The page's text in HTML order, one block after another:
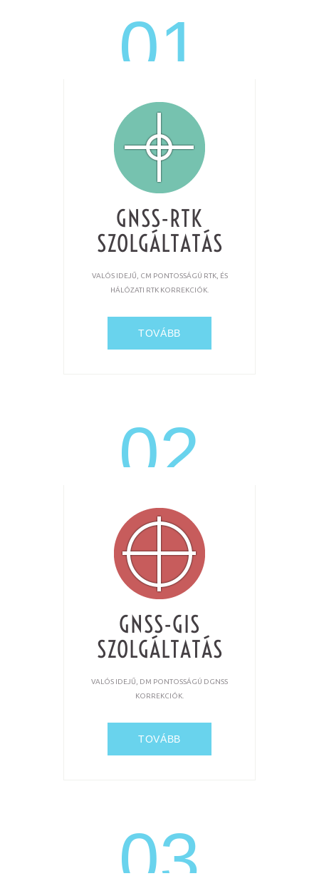
GNSS-RTK
SZOLGÁLTATÁS
VALÓS IDEJŰ, CM PONTOSSÁGÚ RTK, ÉS
HÁLÓZATI RTK KORREKCIÓK.
TOVÁBB
GNSS-GIS
SZOLGÁLTATÁS
VALÓS IDEJŰ, DM PONTOSSÁGÚ DGNSS
KORREKCIÓK.
TOVÁBB